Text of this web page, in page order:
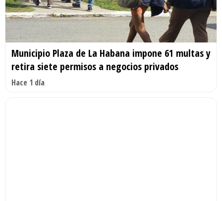
Municipio Plaza de La Habana impone 61 multas y
retira siete permisos a negocios privados
Hace 1 día